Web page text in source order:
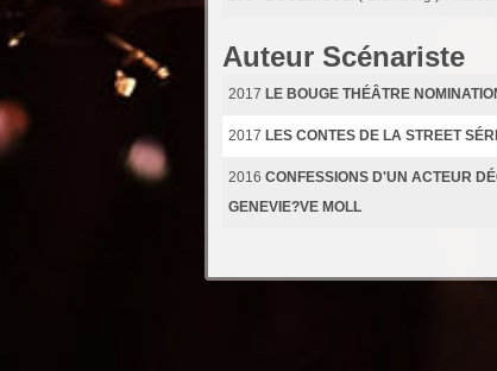
Auteur Scénariste
2017 LE BOUGE THÉÂTRE
2017 LES CONTES DE LA STREET
2016 CONFESSIONS D'UN ACTEUR
GENEVIE?VE MOLL